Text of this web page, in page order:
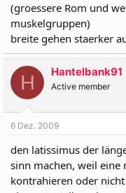
(groessere Rom und
muskelgruppen)
breite gehen staerker
H Hantelbank91
Active member
6 Dez. 2009
den latissimus der
sinn machen, weil eine
kontrahieren oder